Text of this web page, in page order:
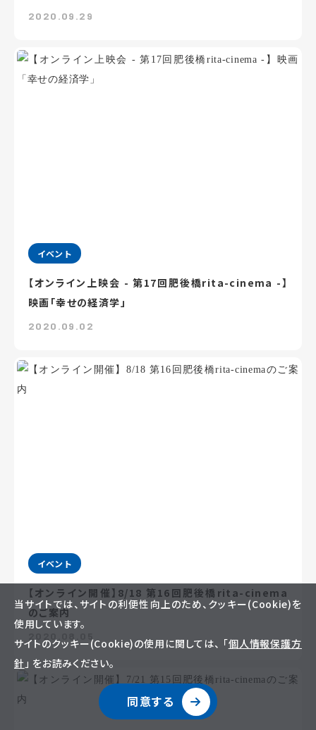
2020.09.29
イベント
【オンライン上映会 - 第17回肥後橋rita-cinema -】
映画「幸せの経済学」
2020.09.02
イベント
【オンライン開催】8/18 第16回肥後橋rita-cinema
のご案内
当サイトでは、サイトの利便性向上のため、クッキー(Cookie)を
使用しています。
サイトのクッキー(Cookie)の使用に関しては、 「個人情報保護方
針」 をお読みください。
同意する